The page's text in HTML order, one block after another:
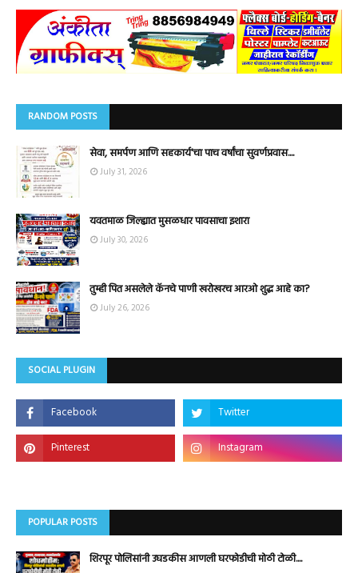
RANDOM POSTS
सेवा, समर्पण आणि सहकार्य'चा पाच वर्षांचा सुवर्णप्रवास....
July 31, 2026
यवतमाळ जिल्ह्यात मुसळधार पावसाचा इशारा
July 30, 2026
तुम्ही पित असलेले कॅनचे पाणी खरोखरच आरओ शुद्ध आहे का?
July 26, 2026
SOCIAL PLUGIN
POPULAR POSTS
शिरपूर पोलिसांनी उघडकीस आणली घरफोडीची मोठी टोळी....